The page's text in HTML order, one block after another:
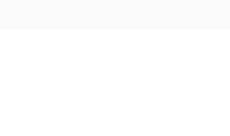
160 Sofa Bed (Dual